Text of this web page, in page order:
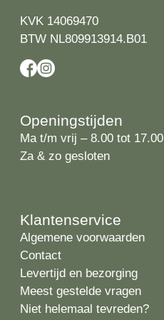
KVK 14069470
BTW NL809913914.B01
Openingstijden
Ma t/m vrij – 8.00 tot 17.00
Za & zo gesloten
Klantenservice
Algemene voorwaarden
Contact
Levertijd en bezorging
Meest gestelde vragen
Niet helemaal tevreden?